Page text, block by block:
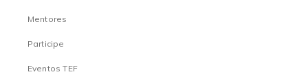
Mentores
Participe
Eventos TEF